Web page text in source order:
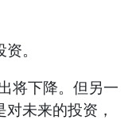
。
将下降。但另一
未来的投资，